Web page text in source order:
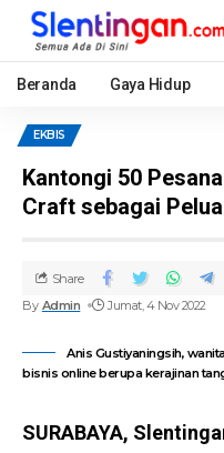
Beranda Gaya Hidup
EKBIS
Kantongi 50
Craft sebagai
By Admin Jumat, 4 Nov 2022
Share
Anis Gustiyaningsih,
bisnis online berupa kerajinan
SURABAYA,